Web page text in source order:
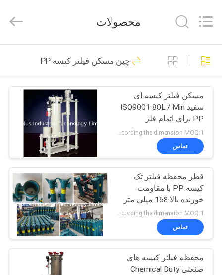
خونه
محصولات
درباره
تور
کارخانه
کنترل
کیفیت
Limited.
مخازن آبکاری
52
بشکه آبکاری
37
16
محصولات
چین مسکن فیلتر کیسه PP
مسکن فیلتر کیسه ای
سفید ISO9001 80L / Min
PP برای اتمام فلز
according the dimension MOQ:1 عدد
تماس
قطر محفظه فیلتر تک
کیسه PP با مقاومت
خورنده بالا 168 میلی متر
تماس
محفظه فیلتر کیسه های
صنعتی Chemical Duty